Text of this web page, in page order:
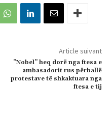
Article suivant
”Nobel” heq dorë nga ftesa e
ambasadorit rus përballë
protestave të shkaktuara nga
ftesa e tij